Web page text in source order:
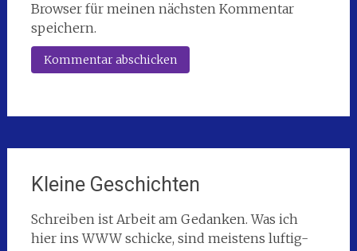
Browser für meinen nächsten Kommentar
speichern.
Kleine Geschichten
Schreiben ist Arbeit am Gedanken. Was ich
hier ins WWW schicke, sind meistens luftig-